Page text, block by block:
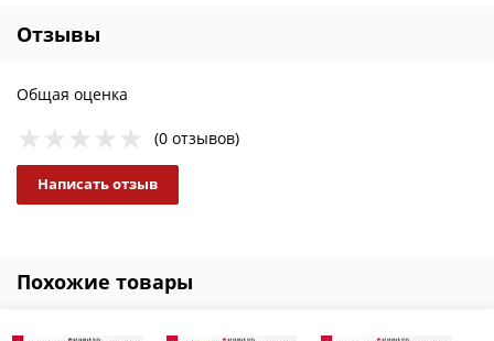
Отзывы
Общая оценка
(0 отзывов)
Написать отзыв
Похожие товары